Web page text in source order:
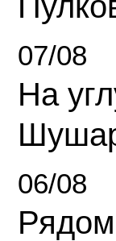
07/08
На
06/08